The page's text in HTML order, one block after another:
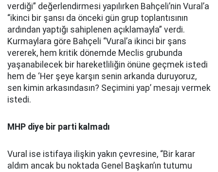
verdiği” değerlendirmesi yapılırken Bahçeli’nin Vural’a
“ikinci bir şansı da önceki gün grup toplantısının
ardından yaptığı sahiplenen açıklamayla” verdi.
Kurmaylara göre Bahçeli “Vural’a ikinci bir şans
vererek, hem kritik dönemde Meclis grubunda
yaşanabilecek bir hareketliliğin önüne geçmek istedi
hem de ‘Her şeye karşın senin arkanda duruyoruz,
sen kimin arkasındasın? Seçimini yap’ mesajı vermek
istedi.
MHP diye bir parti kalmadı
Vural ise istifaya ilişkin yakın çevresine, “Bir karar
aldım ancak bu noktada Genel Başkan’ın tutumu